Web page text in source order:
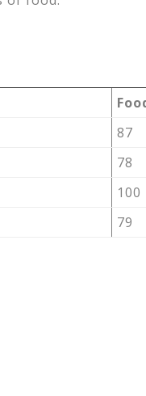
87
78
100
79